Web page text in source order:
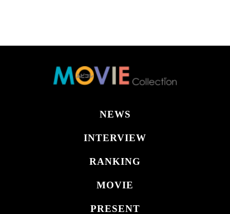
NEWS
INTERVIEW
RANKING
MOVIE
PRESENT